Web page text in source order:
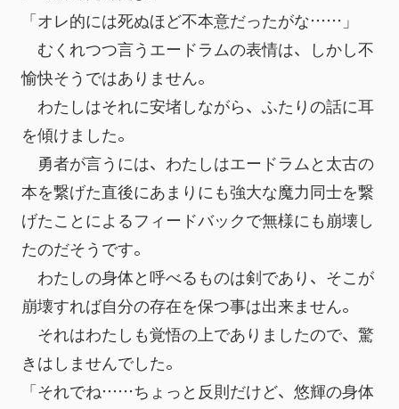
「オレ的には死ぬほど不本意だったがな……」
むくれつつ言うエードラムの表情は、しかし不
愉快そうではありません。
わたしはそれに安堵しながら、ふたりの話に耳
を傾けました。
勇者が言うには、わたしはエードラムと太古の
本を繋げた直後にあまりにも強大な魔力同士を繋
げたことによるフィードバックで無様にも崩壊し
たのだそうです。
わたしの身体と呼べるものは剣であり、そこが
崩壊すれば自分の存在を保つ事は出来ません。
それはわたしも覚悟の上でありましたので、驚
きはしませんでした。
「それでね……ちょっと反則だけど、悠輝の身体